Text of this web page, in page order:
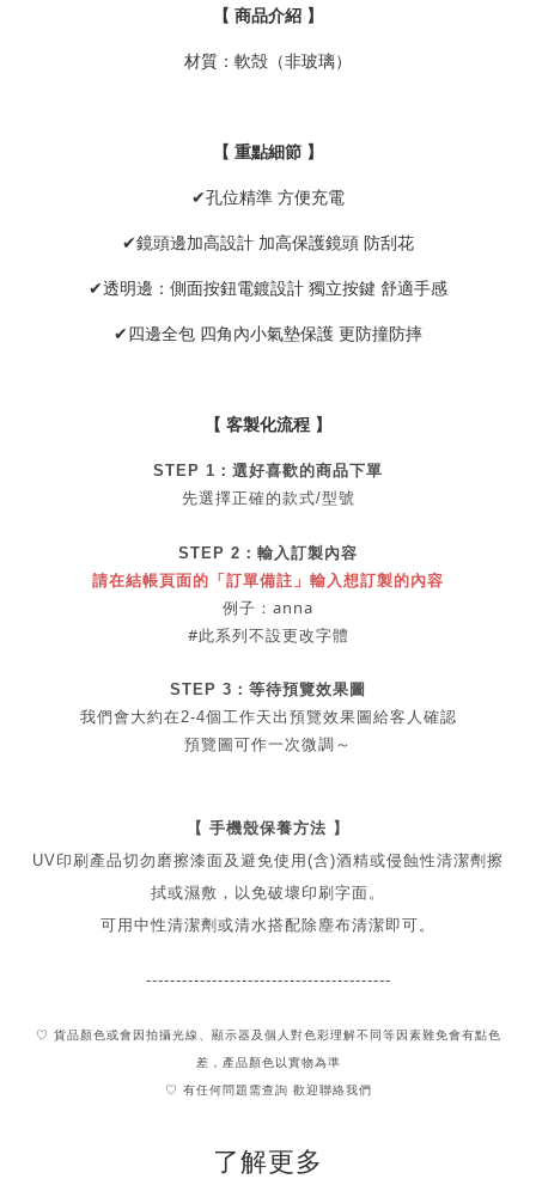
【 商品介紹 】
材質：軟殻（非玻璃）
【 重點細節 】
✔孔位精準 方便充電
✔鏡頭邊加高設計 加高保護鏡頭 防刮花
✔透明邊：側面按鈕電鍍設計 獨立按鍵 舒適手感
✔四邊全包 四角內小氣墊保護 更防撞防摔
【 客製化流程 】
STEP 1： 選好喜歡的商品下單
先選擇正確的款式/型號
STEP 2： 輸入訂製內容
請在結帳頁面的「訂單備註」輸入想訂製的內容
例子：anna
#此系列不設更改字體
STEP 3：等待預覽效果圖
我們會大約在2-4個工作天出 預覽效果圖給客人確認
預覽圖可作一次微調～
【 手機殼保養方法 】
UV印刷產品切勿磨擦漆面及 避免使用(含)酒精或侵蝕性清潔劑擦
拭或濕敷，以免破壞印刷字面。
可用中性清潔劑或清水搭配除塵布清潔即可。
-----------------------------------------
♡ 貨品顏色或會因拍攝光線、顯示器及個人對色彩理解不同 等因素難免會有點色
差，產品顏色以實物為準
♡ 有任何問題需查詢 歡迎聯絡我們
了解更多